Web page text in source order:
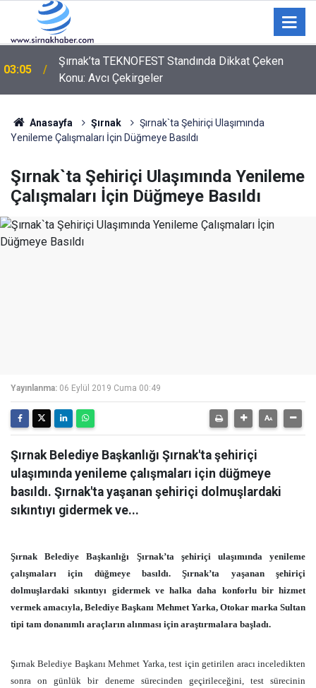
03:05
Şırnak’ta TEKNOFEST Standında Dikkat Çeken
Konu: Avcı Çekirgeler
Anasayfa Şırnak
Şırnak`ta Şehiriçi Ulaşımında
Yenileme Çalışmaları İçin Düğmeye Basıldı
Şırnak`ta Şehiriçi Ulaşımında Yenileme
Çalışmaları İçin Düğmeye Basıldı
Yayınlanma: 06 Eylül 2019 Cuma 00:49
Şırnak Belediye Başkanlığı Şırnak'ta şehiriçi
ulaşımında yenileme çalışmaları için düğmeye
basıldı. Şırnak'ta yaşanan şehiriçi dolmuşlardaki
sıkıntıyı gidermek ve...
Şırnak Belediye Başkanlığı Şırnak’ta şehiriçi ulaşımında yenileme
çalışmaları için düğmeye basıldı. Şırnak’ta yaşanan şehiriçi
dolmuşlardaki sıkıntıyı gidermek ve halka daha konforlu bir hizmet
vermek amacıyla, Belediye Başkanı Mehmet Yarka, Otokar marka Sultan
tipi tam donanımlı araçların alınması için araştırmalara başladı.
Şırnak Belediye Başkanı Mehmet Yarka, test için getirilen aracı inceledikten
sonra on günlük bir deneme sürecinden geçirileceğini, test sürecinin